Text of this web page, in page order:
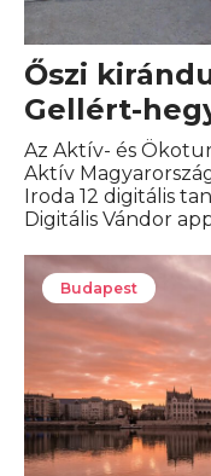
Őszi
Gellért-
Az Aktív- és
Aktív
Iroda 12 digitális
Digitális Vándor
Budapest